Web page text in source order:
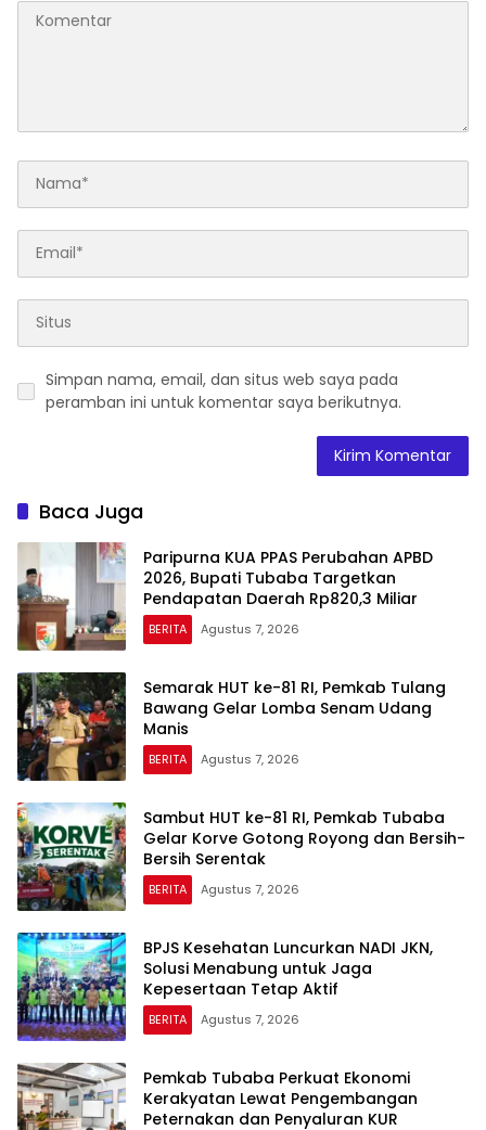
Simpan nama, email, dan situs web saya pada
peramban ini untuk komentar saya berikutnya.
Baca Juga
Paripurna KUA PPAS Perubahan APBD
2026, Bupati Tubaba Targetkan
Pendapatan Daerah Rp820,3 Miliar
BERITA Agustus 7, 2026
Semarak HUT ke-81 RI, Pemkab Tulang
Bawang Gelar Lomba Senam Udang
Manis
BERITA Agustus 7, 2026
Sambut HUT ke-81 RI, Pemkab Tubaba
Gelar Korve Gotong Royong dan Bersih-
Bersih Serentak
BERITA Agustus 7, 2026
BPJS Kesehatan Luncurkan NADI JKN,
Solusi Menabung untuk Jaga
Kepesertaan Tetap Aktif
BERITA Agustus 7, 2026
Pemkab Tubaba Perkuat Ekonomi
Kerakyatan Lewat Pengembangan
Peternakan dan Penyaluran KUR